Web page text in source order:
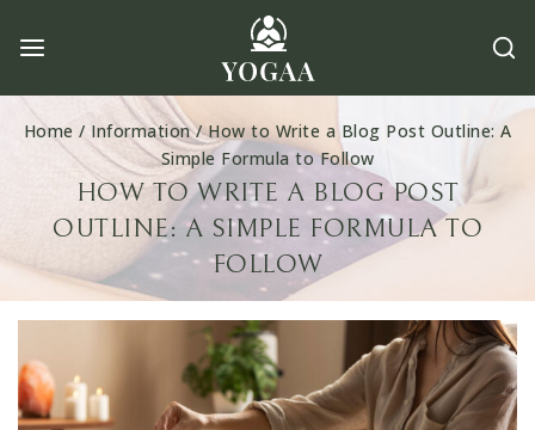
Home / Information / How to Write a Blog Post Outline: A
Simple Formula to Follow
HOW TO WRITE A BLOG POST
OUTLINE: A SIMPLE FORMULA TO
FOLLOW